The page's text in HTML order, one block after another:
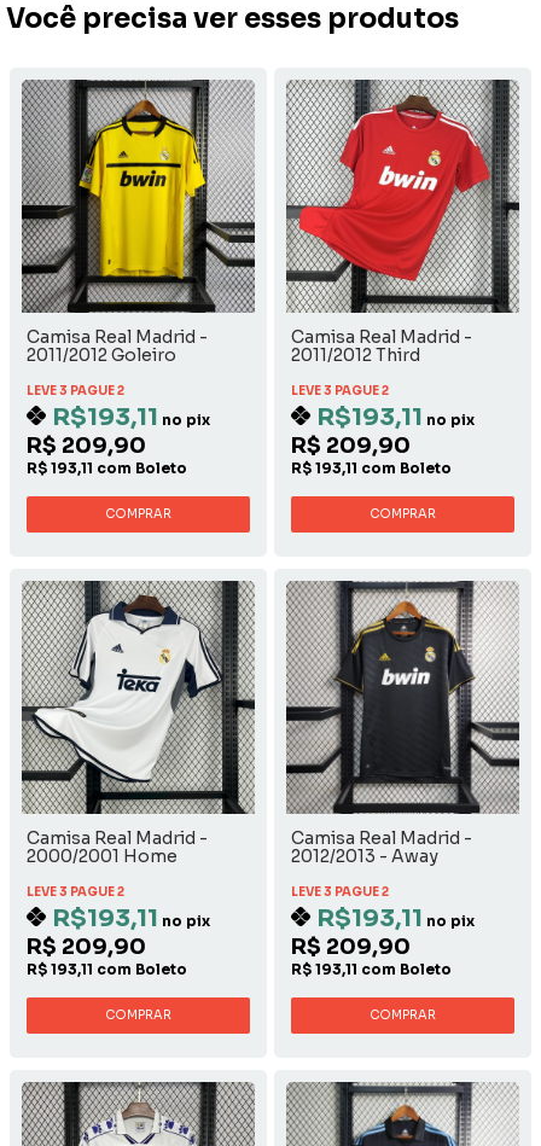
Você precisa ver esses produtos
Camisa Real Madrid -
2011/2012 Goleiro
LEVE 3 PAGUE 2
R$193,11 no pix
R$ 209,90
R$ 193,11 com Boleto
COMPRAR
Camisa Real Madrid -
2011/2012 Third
LEVE 3 PAGUE 2
R$193,11 no pix
R$ 209,90
R$ 193,11 com Boleto
COMPRAR
Camisa Real Madrid -
2000/2001 Home
LEVE 3 PAGUE 2
R$193,11 no pix
R$ 209,90
R$ 193,11 com Boleto
COMPRAR
Camisa Real Madrid -
2012/2013 - Away
LEVE 3 PAGUE 2
R$193,11 no pix
R$ 209,90
R$ 193,11 com Boleto
COMPRAR